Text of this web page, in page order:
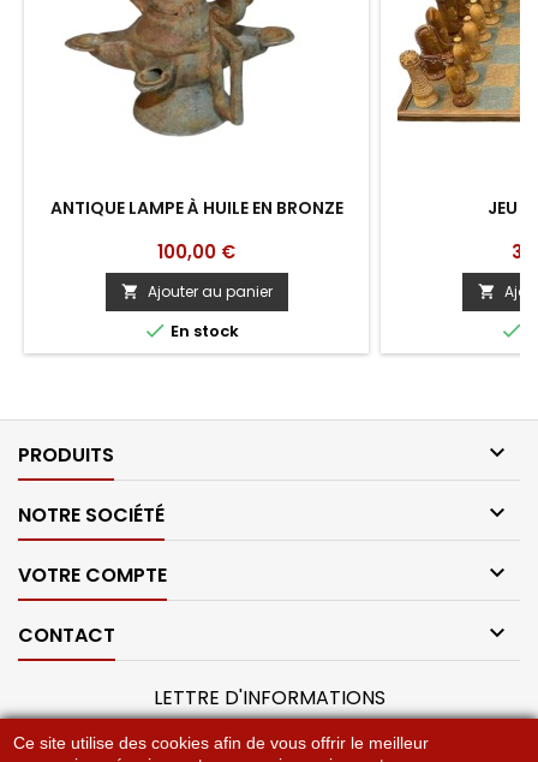
ANTIQUE LAMPE À HUILE EN BRONZE
Prix
100,00 €
 Ajouter au panier
 En stock
JEU
Prix


PRODUITS 
NOTRE SOCIÉTÉ 
VOTRE COMPTE 
CONTACT 
Ce site utilise des cookies afin de vous offrir le meilleur
LETTRE D'INFORMATIONS